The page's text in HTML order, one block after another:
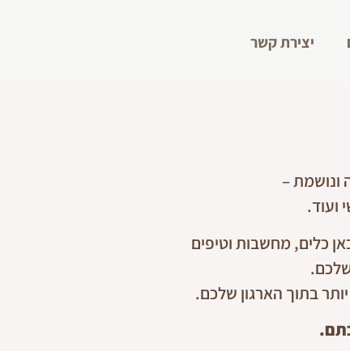
יצירת קשר
ונושמת –
ועוד.
כלים, מחשבות וטיפים
בתוך הארגון שלכם.